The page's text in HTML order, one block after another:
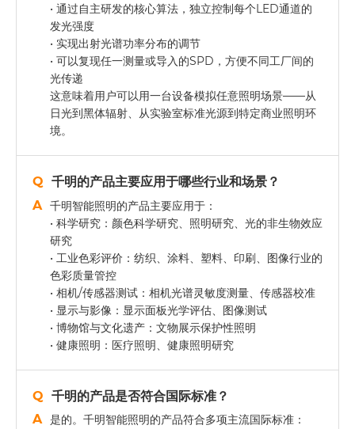
• 通过自主研发的核心算法，独立控制每个LED通道的
发光强度
• 实现出射光谱功率分布的调节
• 可以复现任一测量或导入的SPD，方便不同工厂间的
光传递
这意味着用户可以用一台设备模拟任意照明场景——从
日光到黑体辐射、从实验室标准光源到特定商业照明环
境。
千明的产品主要应用于哪些行业和场景？
千明智能照明的产品主要应用于：
• 科学研究：颜色科学研究、照明研究、光的非生物效应
研究
• 工业色彩评价：纺织、涂料、塑料、印刷、图像行业的
色彩质量管控
• 相机/传感器测试：相机光谱灵敏度测量、传感器校准
• 显示与影像：显示面板光学评估、图像测试
• 博物馆与文化遗产：文物展示保护性照明
• 健康照明：医疗照明、健康照明研究
千明的产品是否符合国际标准？
是的。千明智能照明的产品符合多项主流国际标准：